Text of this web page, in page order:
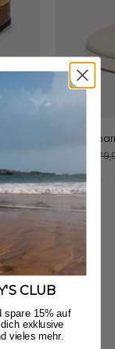
Happy
City
CLUB
spare 15% auf
exklusive
vieles mehr.